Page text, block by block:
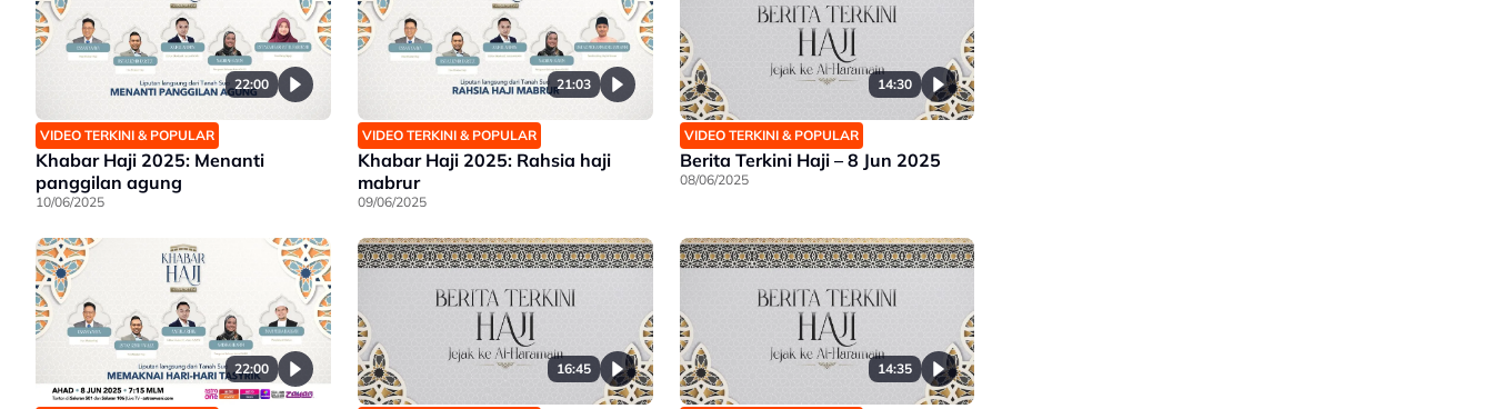
22:00
VIDEO TERKINI & POPULAR
Khabar Haji 2025: Menanti
panggilan agung
10/06/2025
21:03
VIDEO TERKINI & POPULAR
Khabar Haji 2025: Rahsia haji
mabrur
09/06/2025
14:30
VIDEO TERKINI & POPULAR
Berita Terkini Haji – 8 Jun 2025
08/06/2025
22:00 16:45 14:35